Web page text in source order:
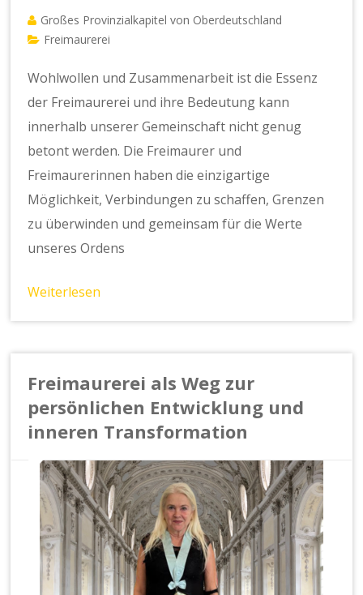
Großes Provinzialkapitel von Oberdeutschland
Freimaurerei
Wohlwollen und Zusammenarbeit ist die Essenz
der Freimaurerei und ihre Bedeutung kann
innerhalb unserer Gemeinschaft nicht genug
betont werden. Die Freimaurer und
Freimaurerinnen haben die einzigartige
Möglichkeit, Verbindungen zu schaffen, Grenzen
zu überwinden und gemeinsam für die Werte
unseres Ordens
Weiterlesen
Freimaurerei als Weg zur
persönlichen Entwicklung und
inneren Transformation